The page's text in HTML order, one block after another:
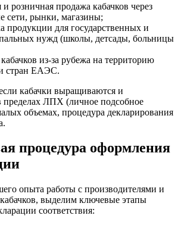
розничная продажа кабачков через
сети, рынки, магазины;
продукции для государственных и
нужд (школы, детсады, больницы
из-за рубежа на территорию
стран ЕАЭС.
кабачки выращиваются и
пределах ЛПХ (личное подсобное
объемах, процедура декларирования
процедура оформления
опыта работы с производителями и
выделим ключевые этапы
соответствия: